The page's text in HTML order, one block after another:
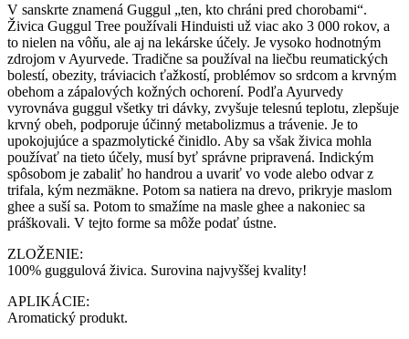
V sanskrte znamená Guggul „ten, kto chráni pred chorobami“.
Živica Guggul Tree používali Hinduisti už viac ako 3 000 rokov, a
to nielen na vôňu, ale aj na lekárske účely. Je vysoko hodnotným
zdrojom v Ayurvede. Tradične sa používal na liečbu reumatických
bolestí, obezity, tráviacich ťažkostí, problémov so srdcom a krvným
obehom a zápalových kožných ochorení. Podľa Ayurvedy
vyrovnáva guggul všetky tri dávky, zvyšuje telesnú teplotu, zlepšuje
krvný obeh, podporuje účinný metabolizmus a trávenie. Je to
upokojujúce a spazmolytické činidlo. Aby sa však živica mohla
používať na tieto účely, musí byť správne pripravená. Indickým
spôsobom je zabaliť ho handrou a uvariť vo vode alebo odvar z
trifala, kým nezmäkne. Potom sa natiera na drevo, prikryje maslom
ghee a suší sa. Potom to smažíme na masle ghee a nakoniec sa
práškovali. V tejto forme sa môže podať ústne.
ZLOŽENIE:
100% guggulová živica. Surovina najvyššej kvality!
APLIKÁCIE:
Aromatický produkt.